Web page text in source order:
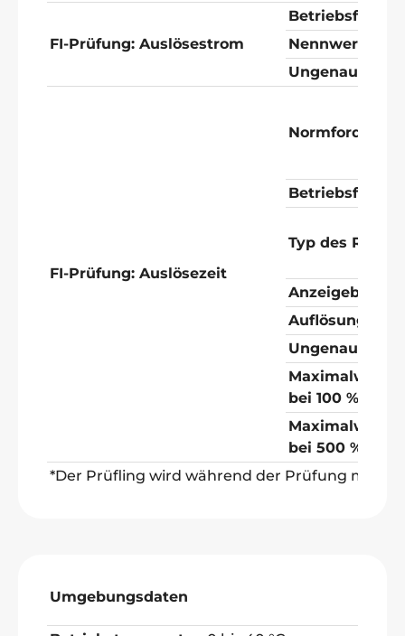
FI-Prüfung: Auslösestrom
Betriebsfehler
Nennwert
Ungenauigkeit
FI-Prüfung: Auslösezeit
Betriebsfehler
Typ des RCD
Anzeigeberei
Auflösung
Ungenauigkeit
Maximalwerte
bei 100 % (30
Maximalwerte
bei 500 % (150
*Der Prüfling wird während der Prüfung mit
Umgebungsdaten